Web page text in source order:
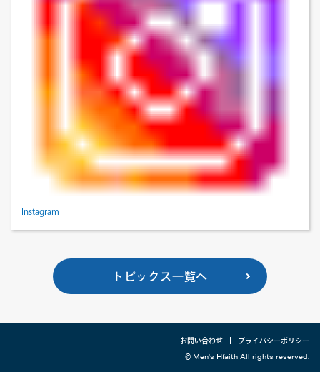
Instagram
トピックス一覧へ
お問い合わせ プライバシーポリシー
© Men's Hfaith All rights reserved.